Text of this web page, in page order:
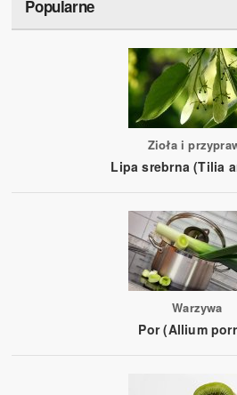
Popularne
Zioła i
Lipa srebrna (Tilia
Warzywa
Por (Allium